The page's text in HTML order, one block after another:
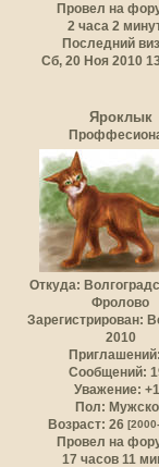
Провел на
2 часа 2
Последний
Сб, 20 Ноя 2010
Яроклык
Откуда:
Фролово
Зарегистрирован:
2010
Приглашений:
Сообщений:
Уважение:
Пол:
Возраст: 26
Провел на
17 часов 11